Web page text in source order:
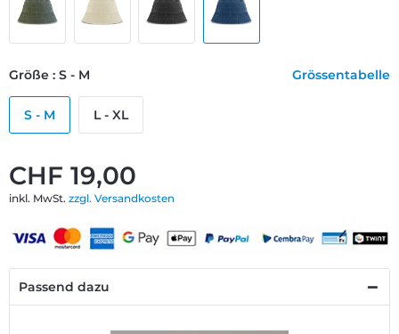
CHF 19,00
inkl. MwSt. zzgl. Versandkosten
Größe : S - M Grössentabelle
S - M L - XL
Passend dazu